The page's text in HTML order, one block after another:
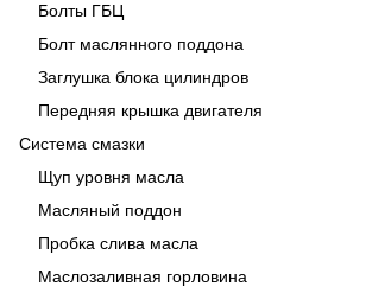
Болты ГБЦ
Болт маслянного поддона
Заглушка блока цилиндров
Передняя крышка двигателя
Система смазки
Щуп уровня масла
Масляный поддон
Пробка слива масла
Маслозаливная горловина